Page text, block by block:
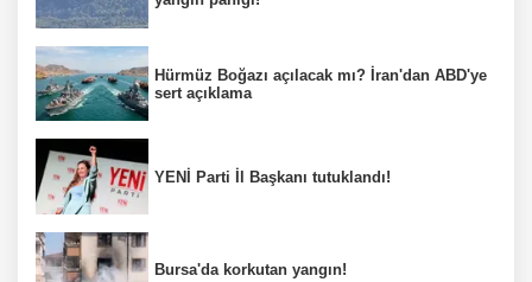
Hürmüz Boğazı açılacak mı? İran'dan ABD'ye
sert açıklama
YENİ Parti İl Başkanı tutuklandı!
Bursa'da korkutan yangın!